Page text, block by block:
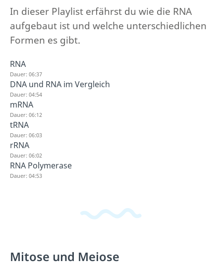
In dieser Playlist erfährst du wie die RNA
aufgebaut ist und welche unterschiedlichen
Formen es gibt.
RNA
Dauer: 06:37
DNA und RNA im Vergleich
Dauer: 04:54
mRNA
Dauer: 06:12
tRNA
Dauer: 06:03
rRNA
Dauer: 06:02
RNA Polymerase
Dauer: 04:53
Mitose und Meiose